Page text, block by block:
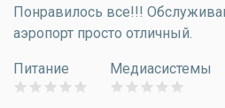
Понравилось все!!!
аэропорт просто отличный.
Питание Медиасистемы